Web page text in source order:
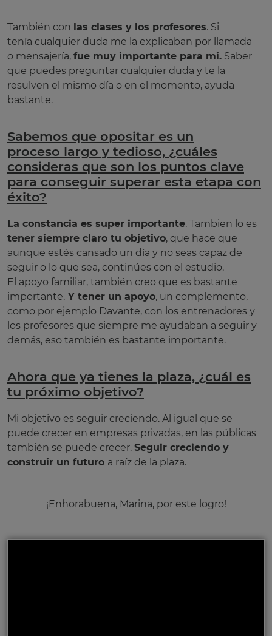
También con las clases y los profesores. Si
tenía cualquier duda me la explicaban por llamada
o mensajería, fue muy importante para mi. Saber
que puedes preguntar cualquier duda y te la
resulven el mismo día o en el momento, ayuda
bastante.
Sabemos que opositar es un
proceso largo y tedioso, ¿cuáles
consideras que son los puntos clave
para conseguir superar esta etapa con
éxito?
La constancia es super importante. Tambien lo es
tener siempre claro tu objetivo, que hace que
aunque estés cansado un día y no seas capaz de
seguir o lo que sea, continúes con el estudio.
El apoyo familiar, también creo que es bastante
importante. Y tener un apoyo, un complemento,
como por ejemplo Davante, con los entrenadores y
los profesores que siempre me ayudaban a seguir y
demás, eso también es bastante importante.
Ahora que ya tienes la plaza, ¿cuál es
tu próximo objetivo?
Mi objetivo es seguir creciendo. Al igual que se
puede crecer en empresas privadas, en las públicas
también se puede crecer. Seguir creciendo y
construir un futuro a raíz de la plaza.
¡Enhorabuena, Marina, por este logro!